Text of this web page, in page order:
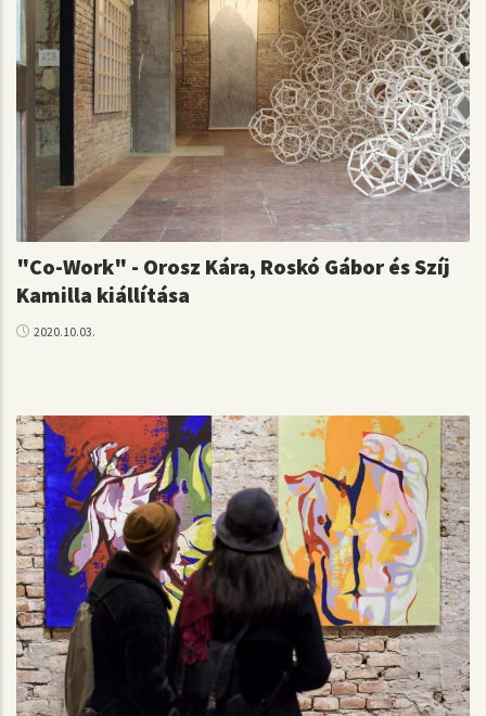
"Co-Work" - Orosz Kára, Roskó Gábor és Szíj
Kamilla kiállítása
2020.10.03.